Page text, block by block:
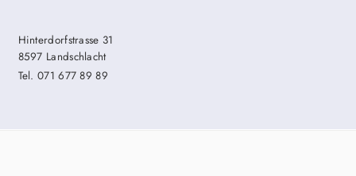
Hinterdorfstrasse 31
8597 Landschlacht
Tel. 071 677 89 89